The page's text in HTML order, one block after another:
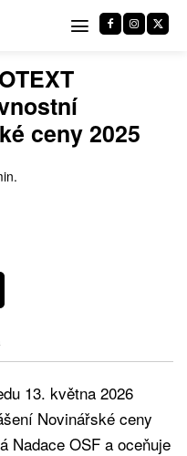
ceny 2025
13. května 2026
Novinářské ceny
Nadace OSF a oceňuje